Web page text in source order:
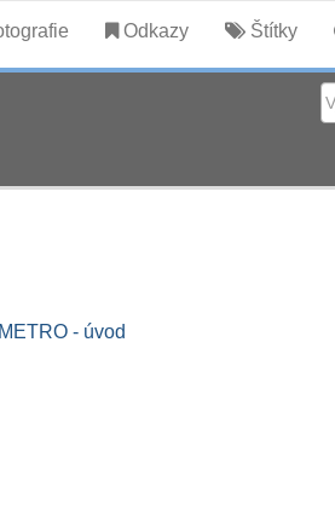
Odkazy Štítky
- úvod